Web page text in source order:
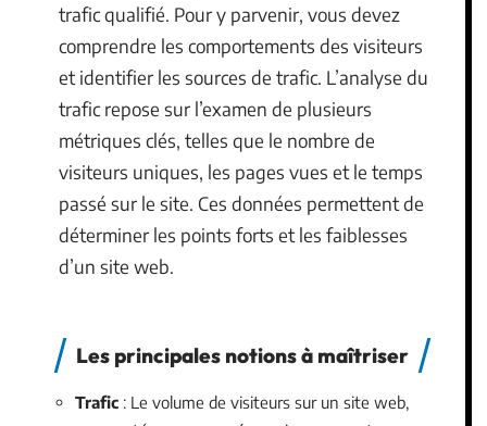
trafic qualifié. Pour y parvenir, vous devez
comprendre les comportements des visiteurs
et identifier les sources de trafic. L’analyse du
trafic repose sur l’examen de plusieurs
métriques clés, telles que le nombre de
visiteurs uniques, les pages vues et le temps
passé sur le site. Ces données permettent de
déterminer les points forts et les faiblesses
d’un site web.
Les principales notions à maîtriser
Trafic : Le volume de visiteurs sur un site web,